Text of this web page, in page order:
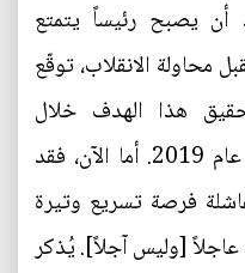
أن يصبح رئيساً يتمتع
محاولة الانقلاب، توقّع
هذا الهدف خلال
الانتخابات الرئاسية المقبلة في عام 2019. أما الآن، فقد
فرصة تسريع وتيرة
[وليس آجلاً]. يُذكر